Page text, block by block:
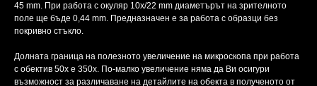
45 mm. При работа с окуляр 10x/22 mm диаметърът на зрителното
поле ще бъде 0,44 mm. Предназначен е за работа с образци без
покривно стъкло.
Долната граница на полезното увеличение на микроскопа при работа
с обектив 50х е 350x. По-малко увеличение няма да Ви осигури
възможност за различаване на детайлите на обекта в полученото от